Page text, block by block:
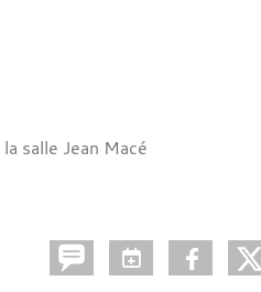
salle Jean Macé